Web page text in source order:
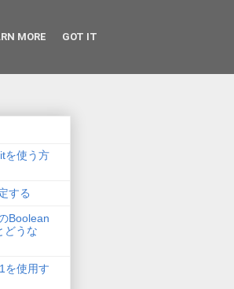
を使う方
する
Boolean
どうな
を使用す
MORE GOT IT